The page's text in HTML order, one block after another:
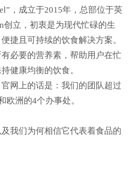
，成立于2015年，总部位于英
创立，初衷是为现代忙碌的生
捷且可持续的饮食解决方案。
必要的营养素，帮助用户在忙
健康均衡的饮食。
网上的话是：我们的团队超过
欧洲的4个办事处。
我们为何相信它代表着食品的